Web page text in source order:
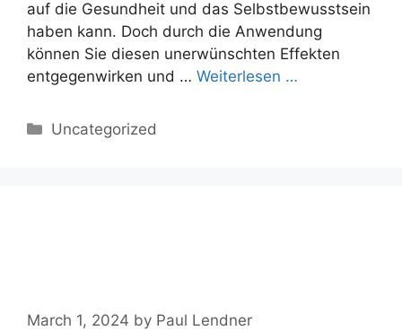
auf die Gesundheit und das Selbstbewusstsein
haben kann. Doch durch die Anwendung
können Sie diesen unerwünschten Effekten
entgegenwirken und … Weiterlesen …
Categories
Uncategorized
March 1, 2024 by Paul Lendner